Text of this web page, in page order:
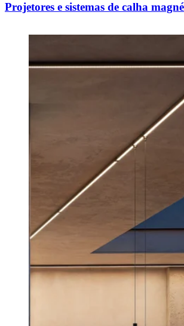
Projetores e sistemas de calha